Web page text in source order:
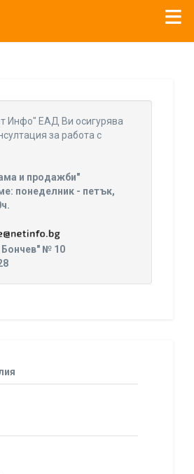
с настоящото съобщение
че „Нет Инфо“ ЕАД (
Adwiseсчитано от
г
Инфо" ЕАД Ви осигурява
за работа с
и продажби"
понеделник - петък,
№ 10